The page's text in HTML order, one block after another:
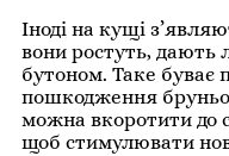
Іноді на кущі
вони ростуть, дають
бутоном. Таке буває
пошкодження
можна вкоротити до
щоб стимулювати